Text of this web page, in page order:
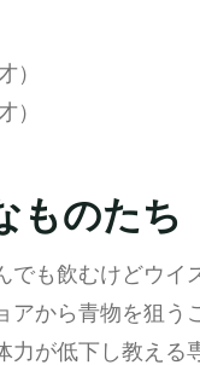
）
）
ものたち
でも飲むけどウイ
アから青物を狙う
力が低下し教える